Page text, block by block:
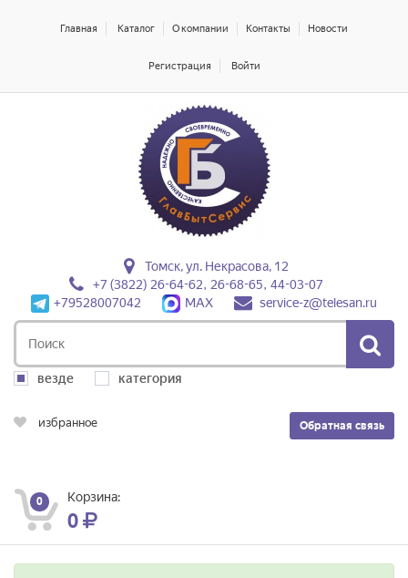
Главная Каталог О компании Контакты Новости
Регистрация Войти
Томск, ул. Некрасова, 12
+7 (3822) 26-64-62, 26-68-65, 44-03-07
+79528007042
MAX service-z@telesan.ru
везде категория
Обратная связь
избранное
0 Корзина:
0